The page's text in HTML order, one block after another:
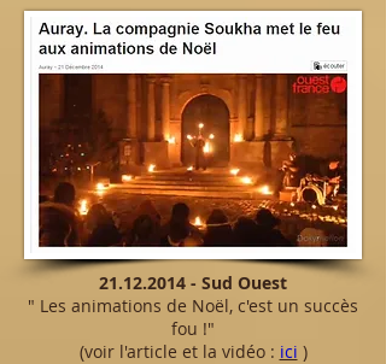
21.12.2014 - Sud Ouest
" Les animations de Noël, c'est un succès
fou !"
(voir l'article et la vidéo : ici )